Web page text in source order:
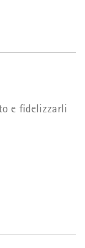
e fidelizzarli